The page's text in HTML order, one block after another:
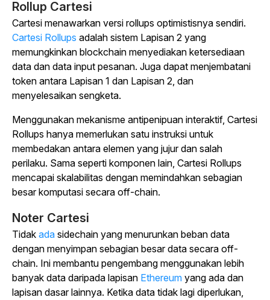
Rollup Cartesi
Cartesi menawarkan versi rollups optimistisnya sendiri.
Cartesi Rollups adalah sistem Lapisan 2 yang
memungkinkan blockchain menyediakan ketersediaan
data dan data input pesanan. Juga dapat menjembatani
token antara Lapisan 1 dan Lapisan 2, dan
menyelesaikan sengketa.
Menggunakan mekanisme antipenipuan interaktif, Cartesi
Rollups hanya memerlukan satu instruksi untuk
membedakan antara elemen yang jujur dan salah
perilaku. Sama seperti komponen lain, Cartesi Rollups
mencapai skalabilitas dengan memindahkan sebagian
besar komputasi secara off-chain.
Noter Cartesi
Tidak ada sidechain yang menurunkan beban data
dengan menyimpan sebagian besar data secara off-
chain. Ini membantu pengembang menggunakan lebih
banyak data daripada lapisan Ethereum yang ada dan
lapisan dasar lainnya. Ketika data tidak lagi diperlukan,